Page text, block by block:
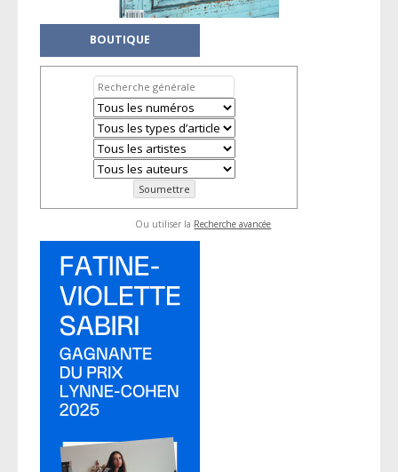
BOUTIQUE
Ou utiliser la Recherche avancée